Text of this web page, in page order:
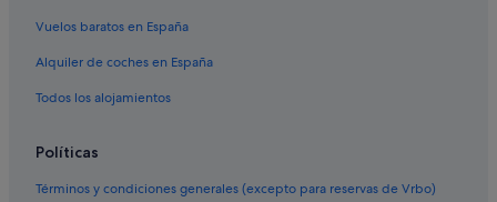
Vuelos baratos en España
Alquiler de coches en España
Todos los alojamientos
Políticas
Términos y condiciones generales (excepto para reservas de Vrbo)